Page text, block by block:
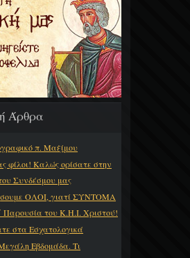
Άρθρα
π. Μαξίμου
φίλοι! Καλώς ορίσατε στην
Συνδέσμου μας
ΟΛΟΙ, γιατί ΣΥΝΤΟΜΑ
Παρουσία του Κ.Η.Ι. Χριστού!
στα Εσχατολογικά
Εβδομάδα. Τι